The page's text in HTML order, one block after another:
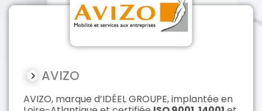
AVIZO
AVIZO, marque d’IDÉEL GROUPE, implantée en